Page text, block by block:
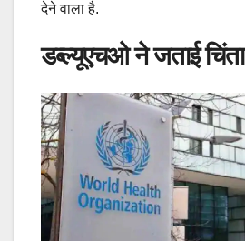
देने वाला है.
डब्‍ल्‍यूएचओ ने जताई चिंता